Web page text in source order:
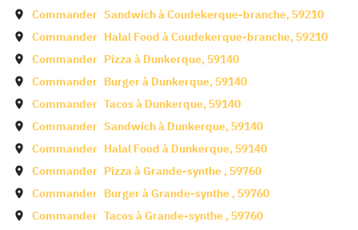
Commander Sandwich àCoudekerque-branche, 59210
Commander Halal Food àCoudekerque-branche, 59210
Commander Pizza à Dunkerque, 59140
Commander Burger à Dunkerque, 59140
Commander Tacos à Dunkerque, 59140
Commander Sandwich à Dunkerque, 59140
Commander Halal Food à Dunkerque, 59140
Commander Pizza àGrande-synthe , 59760
Commander Burger àGrande-synthe , 59760
Commander Tacos àGrande-synthe , 59760